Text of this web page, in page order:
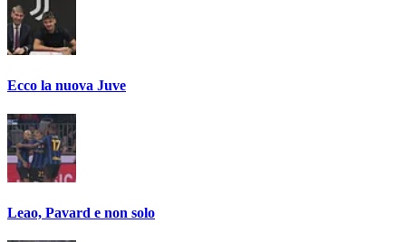
Ecco la nuova Juve
Leao, Pavard e non solo